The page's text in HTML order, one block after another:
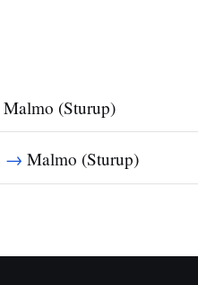
Malmo (Sturup)
→ Malmo (Sturup)